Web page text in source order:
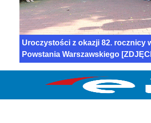
Uroczystości z okazji 82. rocznicy
Powstania Warszawskiego